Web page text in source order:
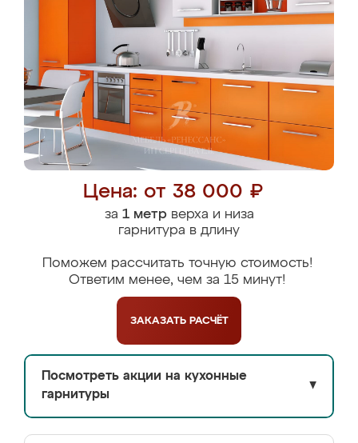
Цена: от 38 000 ₽
за 1 метрверха и низа
гарнитура в длину
Поможем рассчитать точную стоимость!
Ответим менее, чем за 15 минут!
ЗАКАЗАТЬ РАСЧЁТ
Посмотреть акции на кухонные
гарнитуры
▼